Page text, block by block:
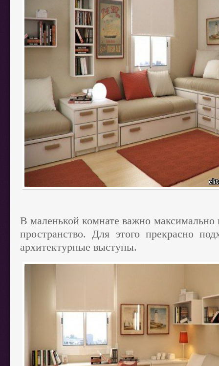
В маленькой комнате важно максимально
пространство. Для этого прекрасно
архитектурные выступы.